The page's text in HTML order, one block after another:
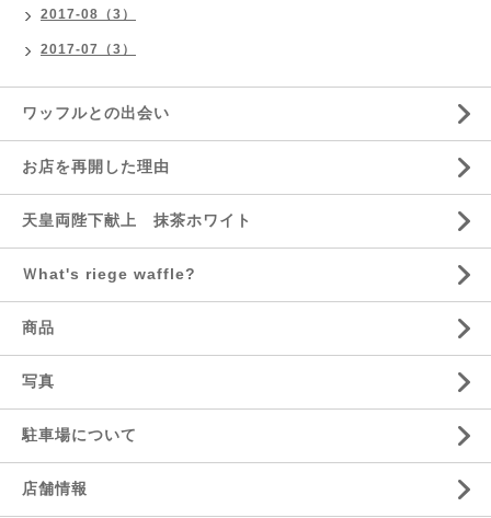
2017-08（3）
2017-07（3）
ワッフルとの出会い
お店を再開した理由
天皇両陛下献上 抹茶ホワイト
Ｗhat's riege waffle?
商品
写真
駐車場について
店舗情報